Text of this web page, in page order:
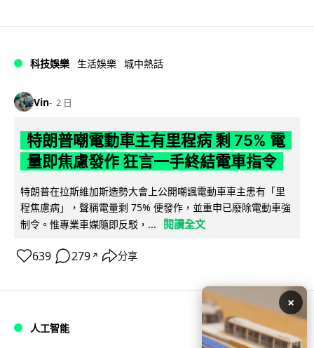
科技娛樂 生活娛樂 城中熱話
Vin 2 日
特朗普嘲電動車主有里程病 剩 75% 電
量即焦慮發作 狂言一手終結電車指令
特朗普在拉斯維加斯造勢大會上公開嘲諷電動車車主患有「里
程焦慮病」，聲稱電量剩 75% 便發作，並重申已廢除電動車強
制令。惟專業車媒隨即反駁，...
閱讀全文
639 279 ↗ 分享
人工智能
×